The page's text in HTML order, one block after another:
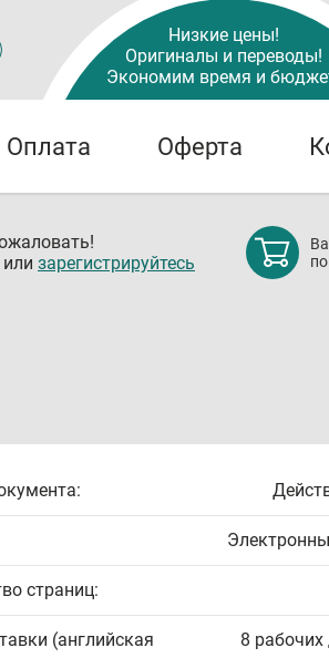
Низкие цены!
Оригиналы и переводы!
Экономим время и
Оферта
или зарегистрируйтесь
страниц:
(английская
8 рабочих